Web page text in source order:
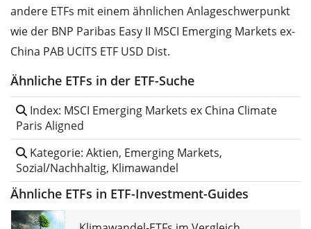
andere ETFs mit einem ähnlichen Anlageschwerpunkt
wie der BNP Paribas Easy II MSCI Emerging Markets ex-
China PAB UCITS ETF USD Dist.
Ähnliche ETFs in der ETF-Suche
Index: MSCI Emerging Markets ex China Climate
Paris Aligned
Kategorie: Aktien, Emerging Markets,
Sozial/Nachhaltig, Klimawandel
Ähnliche ETFs in ETF-Investment-Guides